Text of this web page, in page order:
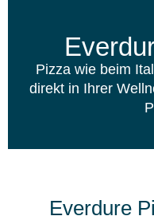
Pizza wie beim
direkt in Ihrer
Everdure